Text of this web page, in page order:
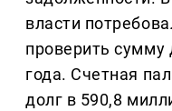
власти
проверить сумму
года. Счетная
долг в 590,8